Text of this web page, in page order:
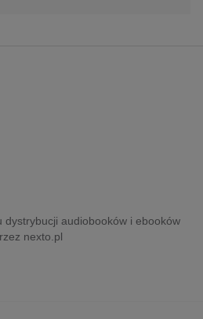
dystrybucji audiobooków i ebooków
nexto.pl